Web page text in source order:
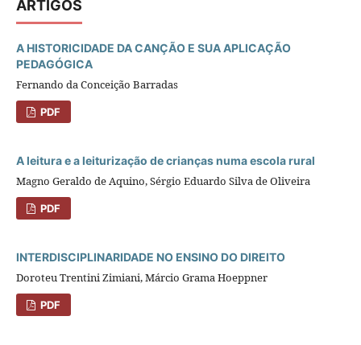
ARTIGOS
A HISTORICIDADE DA CANÇÃO E SUA APLICAÇÃO
PEDAGÓGICA
Fernando da Conceição Barradas
PDF
A leitura e a leiturização de crianças numa escola rural
Magno Geraldo de Aquino, Sérgio Eduardo Silva de Oliveira
PDF
INTERDISCIPLINARIDADE NO ENSINO DO DIREITO
Doroteu Trentini Zimiani, Márcio Grama Hoeppner
PDF